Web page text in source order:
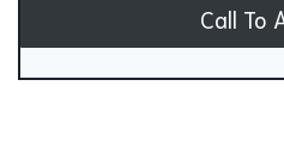
Call To